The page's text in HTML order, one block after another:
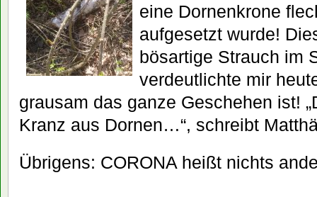
eine Dornenkrone
aufgesetzt wurde!
bösartige Strauch im
verdeutlichte mir
grausam das ganze Geschehen ist!
Kranz aus Dornen…“, schreibt
Übrigens: CORONA heißt nichts